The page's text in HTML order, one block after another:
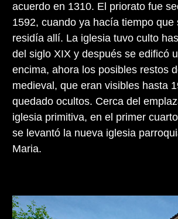
acuerdo en 1310. El priorato fue
1592, cuando ya hacía tiempo que
residía allí. La iglesia tuvo culto
del siglo XIX y después se edificó
encima, ahora los posibles restos
medieval, que eran visibles hasta
quedado ocultos. Cerca del
iglesia primitiva, en el primer
se levantó la nueva iglesia
Maria.